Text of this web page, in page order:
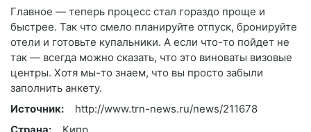
Главное — теперь процесс стал гораздо проще и
быстрее. Так что смело планируйте отпуск, бронируйте
отели и готовьте купальники. А если что-то пойдет не
так — всегда можно сказать, что это виноваты визовые
центры. Хотя мы-то знаем, что вы просто забыли
заполнить анкету.
Источник:
http://www.trn-news.ru/news/211678